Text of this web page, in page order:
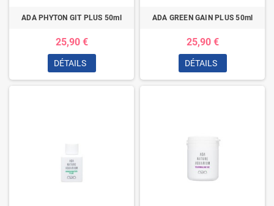
ADA PHYTON GIT PLUS 50ml
25,90 €
DÉTAILS
ADA GREEN GAIN PLUS 50ml
25,90 €
DÉTAILS